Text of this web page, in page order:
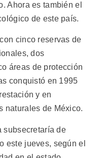
Ahora es también el
de este país.
cinco reservas de
dos
áreas de protección
conquistó en 1995
y en
naturales de México.
subsecretaría de
este jueves, según el